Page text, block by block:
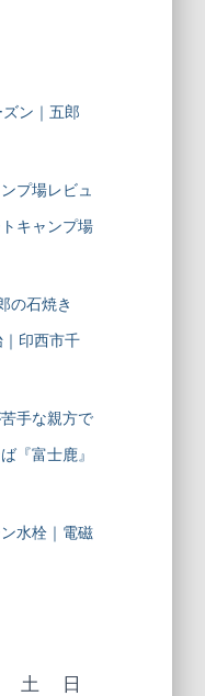
ズン｜五郎
プ場レビュ
キャンプ場
の石焼き
｜印西市千
手な親方で
『富士鹿』
水栓｜電磁
土 日